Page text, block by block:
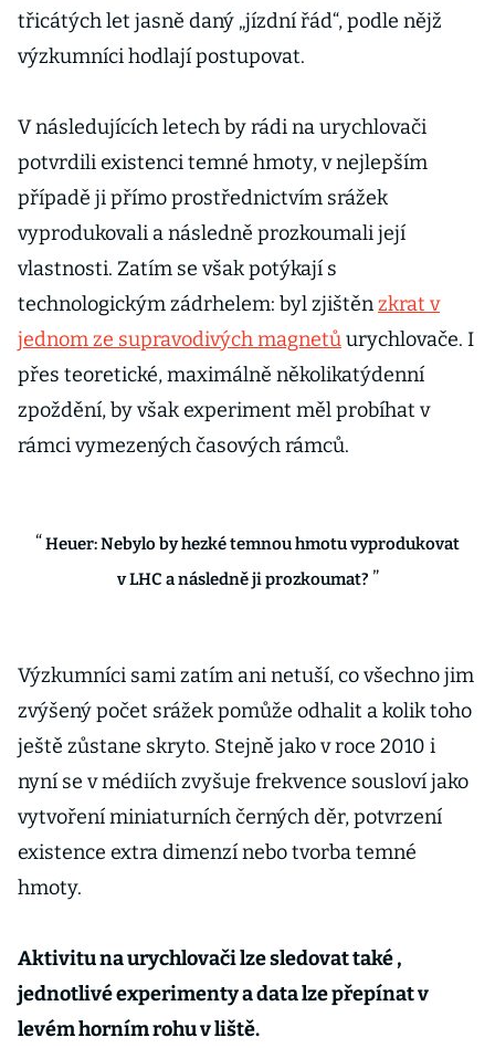
třicátých let jasně daný „jízdní řád“, podle nějž
výzkumníci hodlají postupovat.
V následujících letech by rádi na urychlovači
potvrdili existenci temné hmoty, v nejlepším
případě ji přímo prostřednictvím srážek
vyprodukovali a následně prozkoumali její
vlastnosti. Zatím se však potýkají s
technologickým zádrhelem: byl zjištěnzkrat v
jednom ze supravodivých magnetůurychlovače. I
přes teoretické, maximálně několikatýdenní
zpoždění, by však experiment měl probíhat v
rámci vymezených časových rámců.
Heuer: Nebylo by hezké temnou hmotu vyprodukovat
v LHC a následně ji prozkoumat?
Výzkumníci sami zatím ani netuší, co všechno jim
zvýšený počet srážek pomůže odhalit a kolik toho
ještě zůstane skryto. Stejně jako v roce 2010 i
nyní se v médiích zvyšuje frekvence sousloví jako
vytvoření miniaturních černých děr, potvrzení
existence extra dimenzí nebo tvorba temné
hmoty.
Aktivitu na urychlovači lze sledovat také ,
jednotlivé experimenty a data lze přepínat v
levém horním rohu v liště.